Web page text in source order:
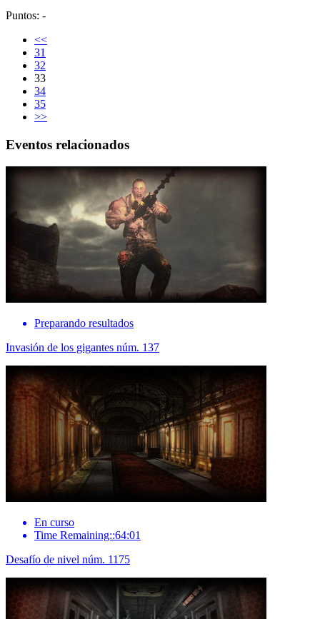
Puntos: -
<<
31
32
33
34
35
>>
Eventos relacionados
Preparando resultados
Invasión de los gigantes núm. 137
En curso
Time Remaining::64:01
Desafío de nivel núm. 1175